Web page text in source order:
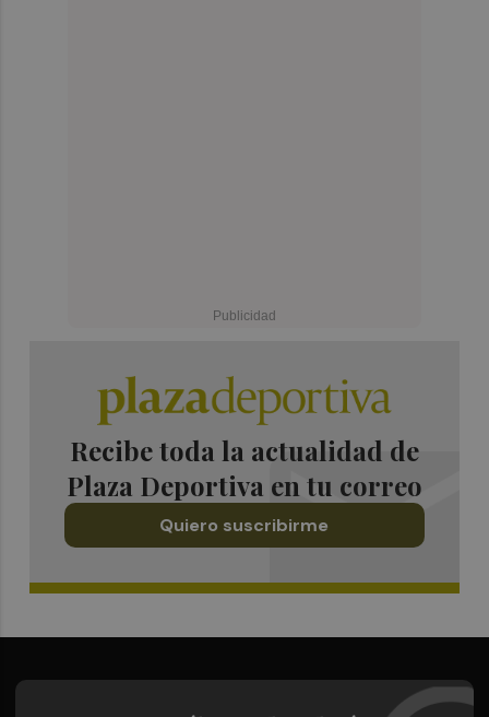
Recibe toda la actualidad de
Plaza Deportiva en tu correo
Quiero suscribirme